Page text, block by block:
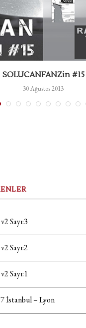
SOLUCANFANZin #15
30 Ağustos 2013
Sayı:3
Sayı:2
Sayı:1
İstanbul – Lyon